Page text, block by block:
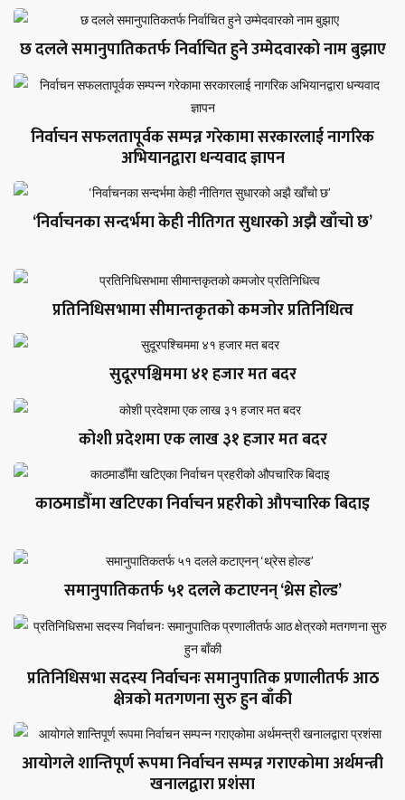
छ दलले समानुपातिकतर्फ निर्वाचित हुने उम्मेदवारको नाम बुझाए
निर्वाचन सफलतापूर्वक सम्पन्न गरेकामा सरकारलाई नागरिक
अभियानद्वारा धन्यवाद ज्ञापन
‘निर्वाचनका सन्दर्भमा केही नीतिगत सुधारको अझै खाँचो छ’
प्रतिनिधिसभामा सीमान्तकृतको कमजोर प्रतिनिधित्व
सुदूरपश्चिममा ४१ हजार मत बदर
कोशी प्रदेशमा एक लाख ३१ हजार मत बदर
काठमाडौँमा खटिएका निर्वाचन प्रहरीको औपचारिक बिदाइ
समानुपातिकतर्फ ५१ दलले कटाएनन् ‘थ्रेस होल्ड’
प्रतिनिधिसभा सदस्य निर्वाचनः समानुपातिक प्रणालीतर्फ आठ
क्षेत्रको मतगणना सुरु हुन बाँकी
आयोगले शान्तिपूर्ण रूपमा निर्वाचन सम्पन्न गराएकोमा अर्थमन्त्री
खनालद्वारा प्रशंसा